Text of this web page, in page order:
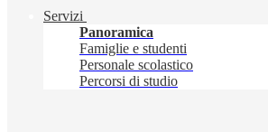
Servizi
Panoramica
Famiglie e studenti
Personale scolastico
Percorsi di studio